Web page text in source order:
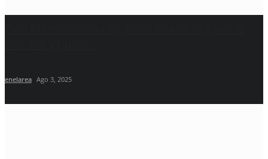
enelarea Ago 3, 2025